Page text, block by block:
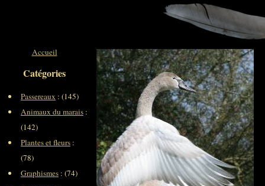
Accueil
Catégories
Passereaux : (145)
Animaux du marais :
(142)
Plantes et fleurs :
(78)
Graphismes : (74)